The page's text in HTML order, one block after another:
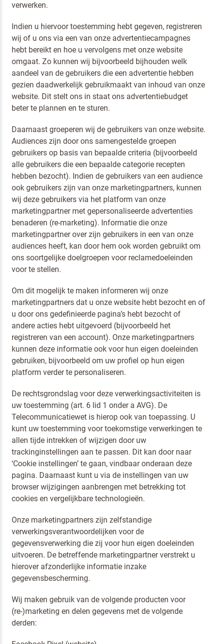
verwerken.
Indien u hiervoor toestemming hebt gegeven, registreren
wij of u ons via een van onze advertentiecampagnes
hebt bereikt en hoe u vervolgens met onze website
omgaat. Zo kunnen wij bijvoorbeeld bijhouden welk
aandeel van de gebruikers die een advertentie hebben
gezien daadwerkelijk gebruikmaakt van inhoud van onze
website. Dit stelt ons in staat ons advertentiebudget
beter te plannen en te sturen.
Daarnaast groeperen wij de gebruikers van onze website.
Audiences zijn door ons samengestelde groepen
gebruikers op basis van bepaalde criteria (bijvoorbeeld
alle gebruikers die een bepaalde categorie recepten
hebben bezocht). Indien de gebruikers van een audience
ook gebruikers zijn van onze marketingpartners, kunnen
wij deze gebruikers via het platform van onze
marketingpartner met gepersonaliseerde advertenties
benaderen (re-marketing). Informatie die onze
marketingpartner over zijn gebruikers in een van onze
audiences heeft, kan door hem ook worden gebruikt om
ons soortgelijke doelgroepen voor reclamedoeleinden
voor te stellen.
Om dit mogelijk te maken informeren wij onze
marketingpartners dat u onze website hebt bezocht en of
u door ons gedefinieerde pagina’s hebt bezocht of
andere acties hebt uitgevoerd (bijvoorbeeld het
registreren van een account). Onze marketingpartners
kunnen deze informatie ook voor hun eigen doeleinden
gebruiken, bijvoorbeeld om uw profiel op hun eigen
platform verder te personaliseren.
De rechtsgrondslag voor deze verwerkingsactiviteiten is
uw toestemming (art. 6 lid 1 onder a AVG). De
Telecommunicatiewet is hierop ook van toepassing. U
kunt uw toestemming voor toekomstige verwerkingen te
allen tijde intrekken of wijzigen door uw
trackinginstellingen aan te passen. Dit kan door naar
‘Cookie instellingen’ te gaan, vindbaar onderaan deze
pagina. Daarnaast kunt u via de instellingen van uw
browser wijzigingen aanbrengen met betrekking tot
cookies en vergelijkbare technologieën.
Onze marketingpartners zijn zelfstandige
verwerkingsverantwoordelijken voor de
gegevensverwerking die zij voor hun eigen doeleinden
uitvoeren. De betreffende marketingpartner verstrekt u
hierover afzonderlijke informatie inzake
gegevensbescherming.
Wij maken gebruik van de volgende producten voor
(re-)marketing en delen gegevens met de volgende
derden:
Ik ben een horeca professional
Door op versturen te klikken, ga je akkoord metonze voorwaarden
VERSTUREN